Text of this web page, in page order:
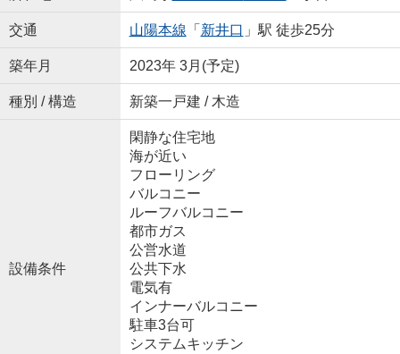
交通 山陽本線 「 新井口 」駅 徒歩25分
築年月 2023年 3月(予定)
種別 / 構造 新築一戸建 / 木造
設備条件
閑静な住宅地
海が近い
フローリング
バルコニー
ルーフバルコニー
都市ガス
公営水道
公共下水
電気有
インナーバルコニー
駐車3台可
システムキッチン